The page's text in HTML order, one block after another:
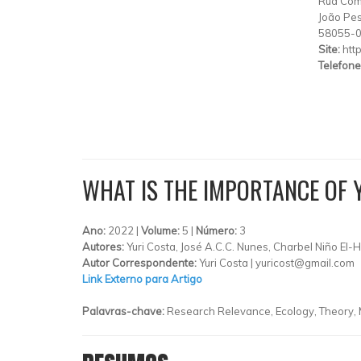
João
58055-
Site:
WHAT IS THE IMPORTANCE OF
Ano: 2022 | Volume:5 | Número: 3
Autores:Yuri Costa, José A.C.C. Nunes, Charbel Niño
Autor Correspondente:Yuri Costa | yuricost@gmail.com
Link Externo para Artigo
Palavras-chave: Research Relevance, Ecology,